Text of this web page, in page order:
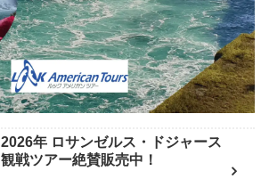
2026年 ロサンゼルス・ドジャース
観戦ツアー絶賛販売中！